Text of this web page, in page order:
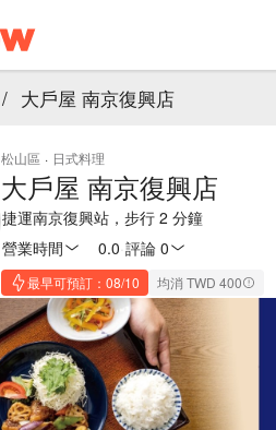
/ 大戶屋 南京復興店
松山區 · 日式料理
大戶屋 南京復興店
捷運南京復興站，步行 2 分鐘
營業時間
0.0 評論 0
最早可預訂：08/10 均消 TWD 400